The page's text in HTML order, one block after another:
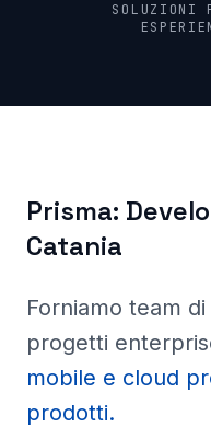
SOLUZIONI
Prisma:
Catania
Forniamo team
progetti
mobile e cloud
prodotti.